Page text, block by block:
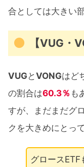
合としては大きい
【VUG・
VUG とVONGはど
の割合は60.3％ も
すが、まだまだグ
クを大きめにとっ
グロースETF